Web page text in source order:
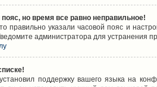
но время все равно неправильное!
правильно указали часовой пояс и
администратора для устранения
поддержку вашего языка на